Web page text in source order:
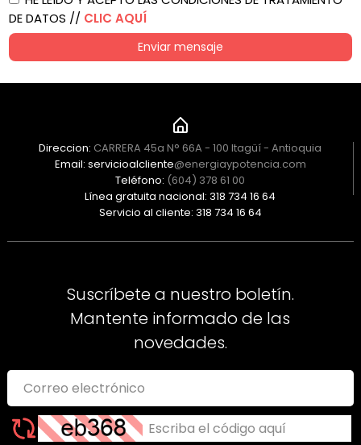
DE DATOS // CLIC AQUÍ
Enviar mensaje
Direccion: CARRERA 45a N° 66A - 100 Itagüí - Antioquia
Email: servicioalcliente@energiaypotencia.com
Teléfono: (604) 378 61 00
Línea gratuita nacional: 318 734 16 64
Servicio al cliente: 318 734 16 64
Suscríbete a nuestro boletín.
Mantente informado de las
novedades.